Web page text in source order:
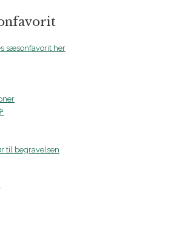
sæsonfavorit her
til begravelsen